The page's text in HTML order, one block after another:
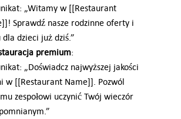
„Witamy w [[Restaurant
Sprawdź nasze rodzinne oferty i
dla dzieci już dziś.”
premium:
„Doświadcz najwyższej jakości
w [[Restaurant Name]]. Pozwól
zespołowi uczynić Twój wieczór